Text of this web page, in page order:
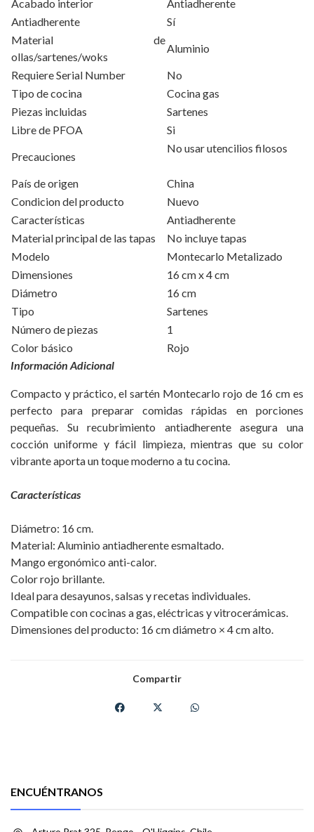
Acabado interior
Antiadherente
Antiadherente
Sí
Material de
ollas/sartenes/woks
Aluminio
Requiere Serial Number
No
Tipo de cocina
Cocina gas
Piezas incluidas
Sartenes
Libre de PFOA
Si
Precauciones
No usar utencilios filosos
País de origen
China
Condicion del producto
Nuevo
Características
Antiadherente
Material principal de las tapas
No incluye tapas
Modelo
Montecarlo Metalizado
Dimensiones
16 cm x 4 cm
Diámetro
16 cm
Tipo
Sartenes
Número de piezas
1
Color básico
Rojo
Información Adicional
Compacto y práctico, el sartén Montecarlo rojo de 16 cm es
perfecto para preparar comidas rápidas en porciones
pequeñas. Su recubrimiento antiadherente asegura una
cocción uniforme y fácil limpieza, mientras que su color
vibrante aporta un toque moderno a tu cocina.
Características
Diámetro: 16 cm.
Material: Aluminio antiadherente esmaltado.
Mango ergonómico anti-calor.
Color rojo brillante.
Ideal para desayunos, salsas y recetas individuales.
Compatible con cocinas a gas, eléctricas y vitrocerámicas.
Dimensiones del producto: 16 cm diámetro × 4 cm alto.
Compartir
ENCUÉNTRANOS